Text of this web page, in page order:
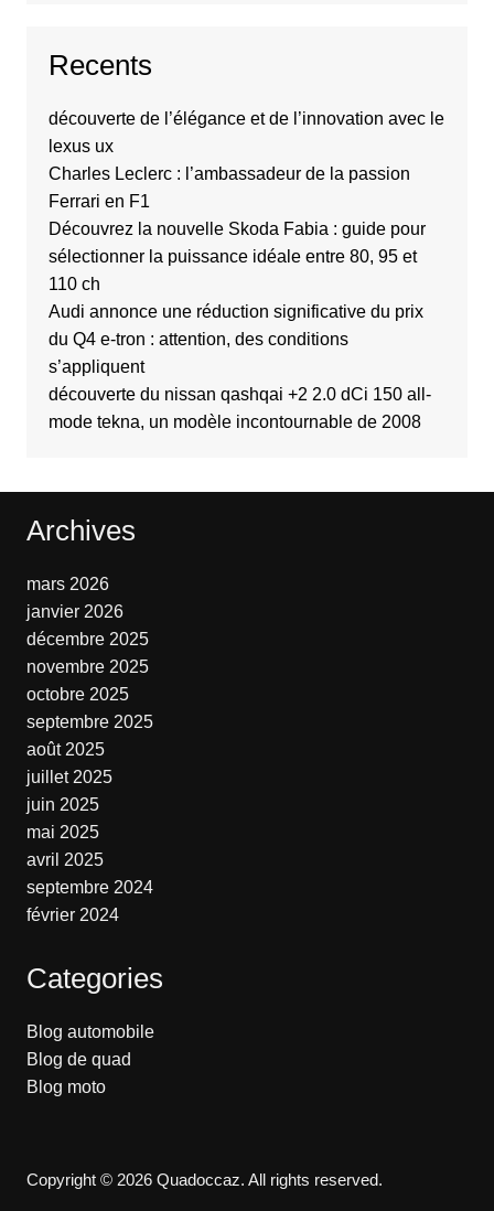
Recents
découverte de l’élégance et de l’innovation avec le
lexus ux
Charles Leclerc : l’ambassadeur de la passion
Ferrari en F1
Découvrez la nouvelle Skoda Fabia : guide pour
sélectionner la puissance idéale entre 80, 95 et
110 ch
Audi annonce une réduction significative du prix
du Q4 e-tron : attention, des conditions
s’appliquent
découverte du nissan qashqai +2 2.0 dCi 150 all-
mode tekna, un modèle incontournable de 2008
Archives
mars 2026
janvier 2026
décembre 2025
novembre 2025
octobre 2025
septembre 2025
août 2025
juillet 2025
juin 2025
mai 2025
avril 2025
septembre 2024
février 2024
Categories
Blog automobile
Blog de quad
Blog moto
Copyright © 2026 Quadoccaz. All rights reserved.